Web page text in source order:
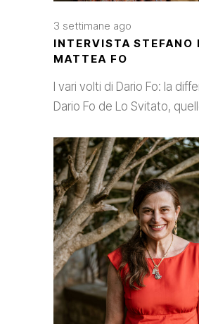
3 settimane ago
INTERVISTA STEFANO
MATTEA FO
I vari volti di Dario Fo: la
Dario Fo de Lo Svitato,